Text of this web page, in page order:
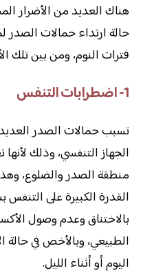
هناك العديد من الأضرار
حالة ارتداء حمالات الصدر
فترات النوم، ومن بين تلك
1- اضطرابات التنفس
تسبب حمالات الصدر
الجهاز التنفسي، وذلك
منطقة الصدر والضلوع،
القدرة الكبيرة على
بالاختناق وعدم وصول
الطبيعي، وبالأخص في حالة
اليوم أو أثناء الليل.